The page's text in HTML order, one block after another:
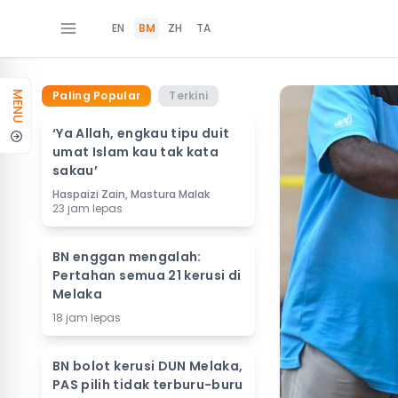
EN BM ZH TA
MENU Paling Popular Terkini
‘Ya Allah, engkau tipu duit
umat Islam kau tak kata
sakau’
Haspaizi Zain, Mastura Malak
23 jam lepas
BN enggan mengalah:
Pertahan semua 21 kerusi di
Melaka
18 jam lepas
BN bolot kerusi DUN Melaka,
PAS pilih tidak terburu-buru